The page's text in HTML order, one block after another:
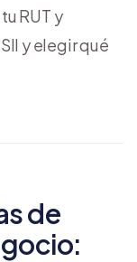
RUT y
y elegir qué
de